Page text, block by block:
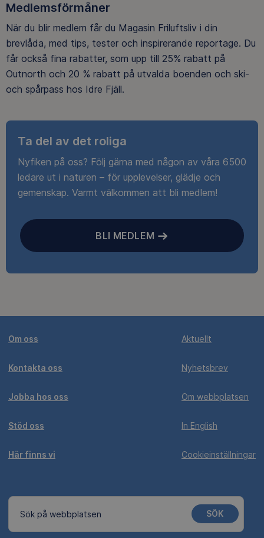
Medlemsförmåner
När du blir medlem får du Magasin Friluftsliv i din
brevlåda, med tips, tester och inspirerande reportage. Du
får också fina rabatter, som upp till 25% rabatt på
Outnorth och 20 % rabatt på utvalda boenden och ski-
och spårpass hos Idre Fjäll.
Ta del av det roliga
Nyfiken på oss? Följ gärna med någon av våra 6500
ledare ut i naturen – för upplevelser, glädje och
gemenskap. Varmt välkommen att bli medlem!
BLI MEDLEM
Om oss
Kontakta oss
Jobba hos oss
Stöd oss
Här finns vi
Aktuellt
Nyhetsbrev
Om webbplatsen
In English
Cookieinställningar
Sök på webbplatsen SÖK